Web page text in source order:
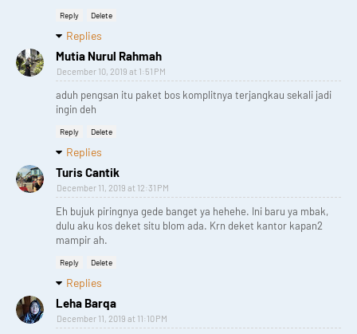
Reply Delete
Replies
Mutia Nurul Rahmah
December 10, 2019 at 1:51 PM
aduh pengsan itu paket bos komplitnya terjangkau sekali jadi
ingin deh
Reply Delete
Replies
Turis Cantik
December 11, 2019 at 12:31 PM
Eh bujuk piringnya gede banget ya hehehe. Ini baru ya mbak,
dulu aku kos deket situ blom ada. Krn deket kantor kapan2
mampir ah.
Reply Delete
Replies
Leha Barqa
December 11, 2019 at 11:10 PM